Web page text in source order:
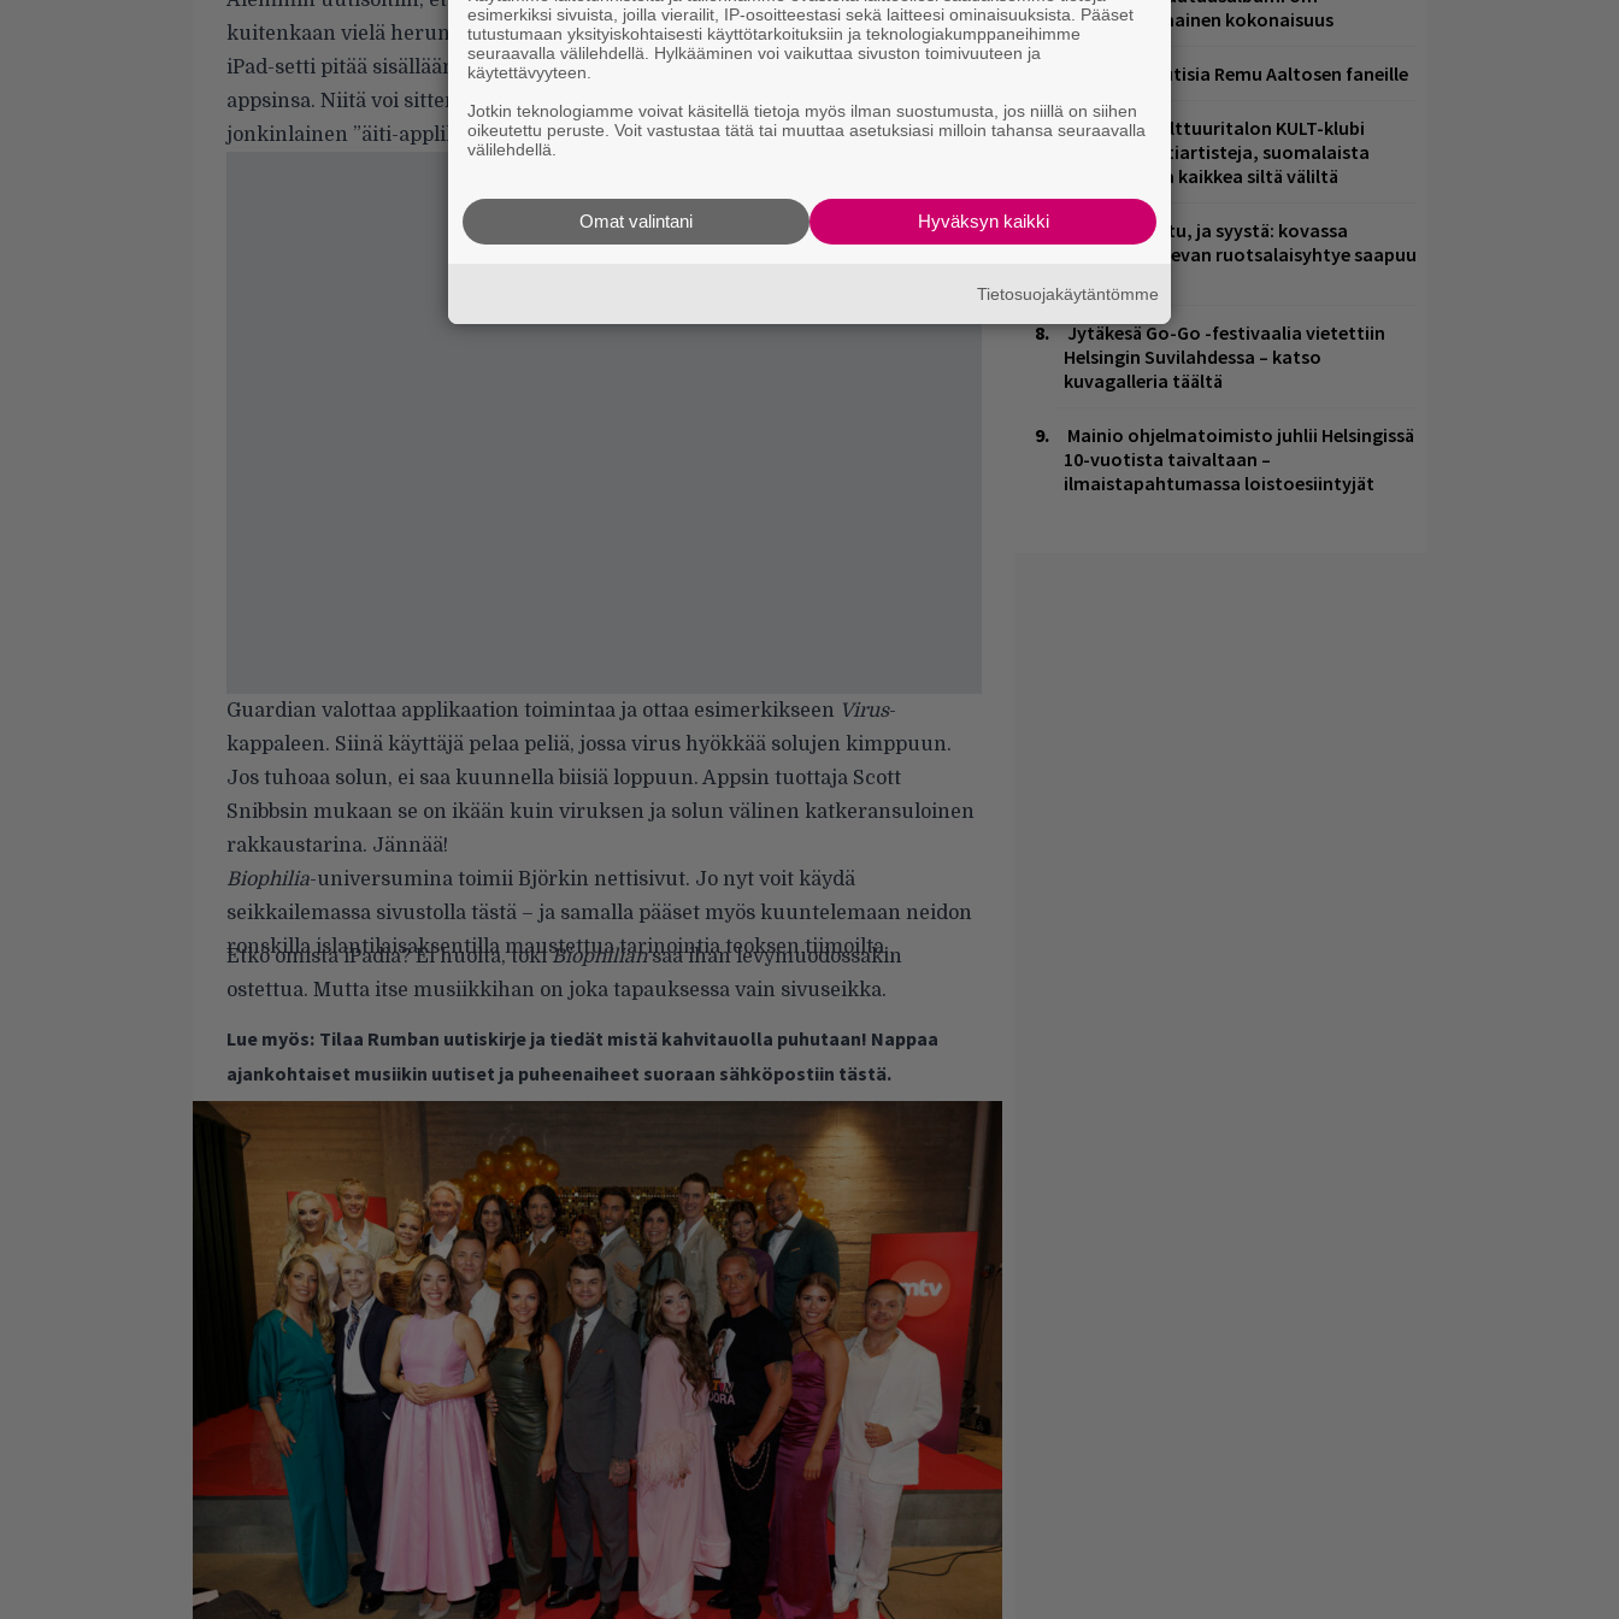
kuitenkaan vielä herunut.
iPad-setti pitää sisällään kymmenen biisiä, joille jokaiselle on ohjelmoitu oma
appsinsa. Niitä voi sitten yhdistellä mielensä mukaan. Koko hommaa pyörittää
jonkinlainen ”äiti-applikaatio”.
Guardian valottaa applikaation toimintaa ja ottaa esimerkikseen Virus-
kappaleen. Siinä käyttäjä pelaa peliä, jossa virus hyökkää solujen kimppuun.
Jos tuhoaa solun, ei saa kuunnella biisiä loppuun. Appsin tuottaja Scott
Snibbsin mukaan se on ikään kuin viruksen ja solun välinen katkeransuloinen
rakkaustarina. Jännää!
Biophilia-universumina toimii Björkin nettisivut. Jo nyt voit käydä
seikkailemassa sivustolla tästä – ja samalla pääset myös kuuntelemaan neidon
ronskilla islantilaisaksentilla maustettua tarinointia teoksen tiimoilta.
Etkö omista iPadia? Ei huolta, tokiBiophiliansaa ihan levymuodossakin
ostettua. Mutta itse musiikkihan on joka tapauksessa vain sivuseikka.
Lue myös: Tilaa Rumban uutiskirje ja tiedät mistä kahvitauolla puhutaan! Nappaa
ajankohtaiset musiikin uutiset ja puheenaiheet suoraan sähköpostiin tästä.
mammuttimainen kokonaisuus
Mainioita uutisia Remu Aaltosen faneille
Helsingin Kulttuuritalon KULT-klubi
tarjoaa kulttiartisteja, suomalaista
osaamista ja kaikkea siltä väliltä
Kent mainittu, ja syystä: kovassa
nosteessa olevan ruotsalaisyhtye saapuu
Jytäkesä Go-Go -festivaalia vietettiin
Helsingin Suvilahdessa – katso
kuvagalleria täältä
Mainio ohjelmatoimisto juhlii Helsingissä
10-vuotista taivaltaan –
ilmaistapahtumassa loistoesiintyjät
esimerkiksi sivuista, joilla vierailit, IP-osoitteestasi sekä laitteesi ominaisuuksista. Pääset
tutustumaan yksityiskohtaisesti käyttötarkoituksiin ja teknologiakumppaneihimme
seuraavalla välilehdellä. Hylkääminen voi vaikuttaa sivuston toimivuuteen ja
käytettävyyteen.
Jotkin teknologiamme voivat käsitellä tietoja myös ilman suostumusta, jos niillä on siihen
oikeutettu peruste. Voit vastustaa tätä tai muuttaa asetuksiasi milloin tahansa seuraavalla
välilehdellä.
Hyväksyn kaikki
Omat valintani
Tietosuojakäytäntömme